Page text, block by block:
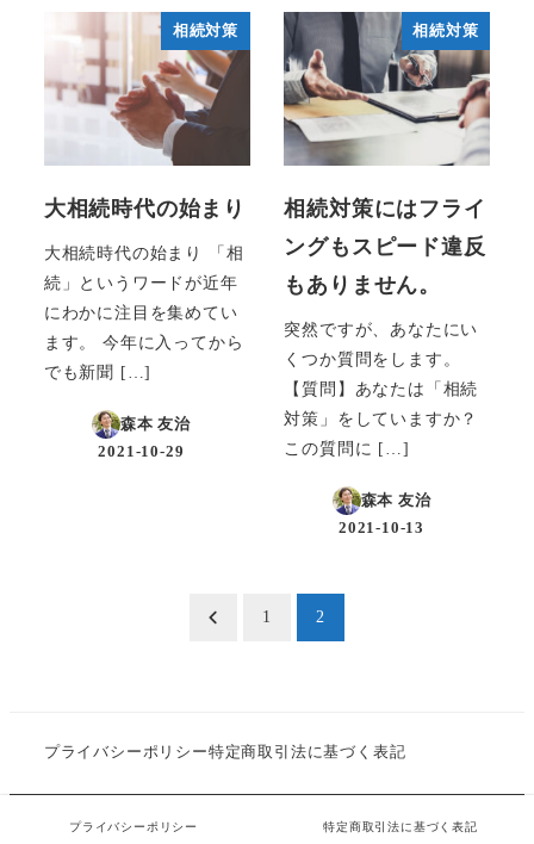
相続対策
大相続時代の始まり
大相続時代の始まり 「相
続」というワードが近年
にわかに注目を集めてい
ます。 今年に入ってから
でも新聞 […]
森本 友治
2021-10-29
相続対策
相続対策にはフライ
ングもスピード違反
もありません。
突然ですが、あなたにい
くつか質問をします。
【質問】あなたは「相続
対策」をしていますか？
この質問に […]
森本 友治
2021-10-13
ペ
1 2
プライバシーポリシー特定商取引法に基づく表記
©もりもと税理士事務所 All Right Reserved.
プライバシーポリシー 特定商取引法に基づく表記